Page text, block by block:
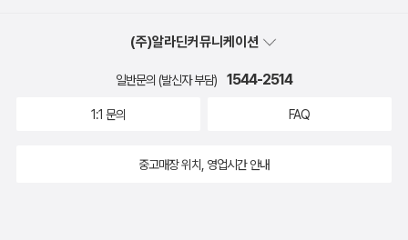
(주)알라딘커뮤니케이션
일반문의 (발신자 부담) 1544-2514
1:1 문의 FAQ
중고매장 위치, 영업시간 안내